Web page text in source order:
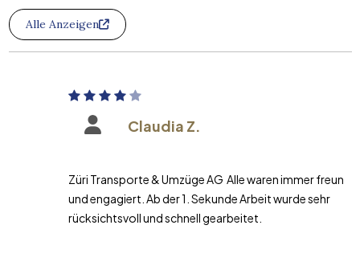
Alle Anzeigen
Claudia Z.
Züri Transporte & Umzüge AG Alle waren immer freundlich
und engagiert. Ab der 1. Sekunde Arbeit wurde sehr
rücksichtsvoll und schnell gearbeitet.